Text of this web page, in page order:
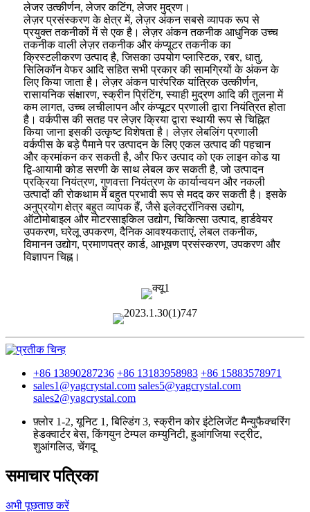
लेजर उत्कीर्णन, लेजर कटिंग, लेजर मुद्रण।
लेज़र प्रसंस्करण के क्षेत्र में, लेज़र अंकन सबसे व्यापक रूप से
प्रयुक्त तकनीकों में से एक है। लेज़र अंकन तकनीक आधुनिक उच्च
तकनीक वाली लेज़र तकनीक और कंप्यूटर तकनीक का
क्रिस्टलीकरण उत्पाद है, जिसका उपयोग प्लास्टिक, रबर, धातु,
सिलिकॉन वेफर आदि सहित सभी प्रकार की सामग्रियों के अंकन के
लिए किया जाता है। लेज़र अंकन पारंपरिक यांत्रिक उत्कीर्णन,
रासायनिक संक्षारण, स्क्रीन प्रिंटिंग, स्याही मुद्रण आदि की तुलना में
कम लागत, उच्च लचीलापन और कंप्यूटर प्रणाली द्वारा नियंत्रित होता
है। वर्कपीस की सतह पर लेज़र क्रिया द्वारा स्थायी रूप से चिह्नित
किया जाना इसकी उत्कृष्ट विशेषता है। लेज़र लेबलिंग प्रणाली
वर्कपीस के बड़े पैमाने पर उत्पादन के लिए एकल उत्पाद की पहचान
और क्रमांकन कर सकती है, और फिर उत्पाद को एक लाइन कोड या
द्वि-आयामी कोड सरणी के साथ लेबल कर सकती है, जो उत्पादन
प्रक्रिया नियंत्रण, गुणवत्ता नियंत्रण के कार्यान्वयन और नकली
उत्पादों की रोकथाम में बहुत प्रभावी रूप से मदद कर सकती है। इसके
अनुप्रयोग क्षेत्र बहुत व्यापक हैं, जैसे इलेक्ट्रॉनिक्स उद्योग,
ऑटोमोबाइल और मोटरसाइकिल उद्योग, चिकित्सा उत्पाद, हार्डवेयर
उपकरण, घरेलू उपकरण, दैनिक आवश्यकताएं, लेबल तकनीक,
विमानन उद्योग, प्रमाणपत्र कार्ड, आभूषण प्रसंस्करण, उपकरण और
विज्ञापन चिह्न।
+86 13890287236 +86 13183958983 +86 15883578971
sales1@yagcrystal.com sales5@yagcrystal.com
sales2@yagcrystal.com
फ़्लोर 1-2, यूनिट 1, बिल्डिंग 3, स्क्रीन कोर इंटेलिजेंट मैन्युफैक्चरिंग
हेडक्वार्टर बेस, किंगयुन टेम्पल कम्युनिटी, हुआंगजिया स्ट्रीट,
शुआंगलिउ, चेंगदू
समाचार पत्रिका
अभी पूछताछ करें